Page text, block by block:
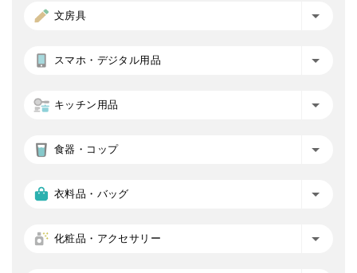
文房具
スマホ・デジタル用品
キッチン用品
食器・コップ
衣料品・バッグ
化粧品・アクセサリー